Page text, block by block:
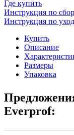
Где купить
Инструкция по
Инструкция по
Купить
Описание
Размеры
Упаковка
Everprof: